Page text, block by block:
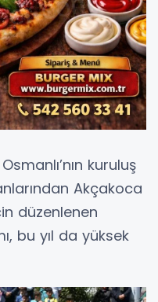
kuruluş
Akçakoca
düzenlenen
bu yıl da yüksek